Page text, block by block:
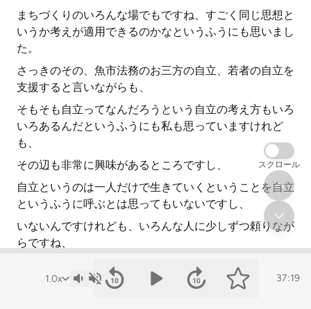
まちづくりのいろんな場でもですね、すごく同じ思想と
いうか考えが適用できるのかなというふうにも思いまし
た。
さっきのその、魚市法務のお三方の自立、若者の自立を
支援すると言いながらも、
そもそも自立ってなんだろうという自立の考え方もいろ
いろあるんだというふうにも私も思っていますけれど
も、
その辺も非常に興味があるところですし、
自立というのは一人だけで生きていくということを自立
というふうに呼ぶとは思ってもいないですし、
いないんですけれども、いろんな人に少しずつ頼りなが
らですね、
それで元気なときは元気に生きていって、元気がないと
きは誰かに頼ったりしながら、
37:19
スクロール